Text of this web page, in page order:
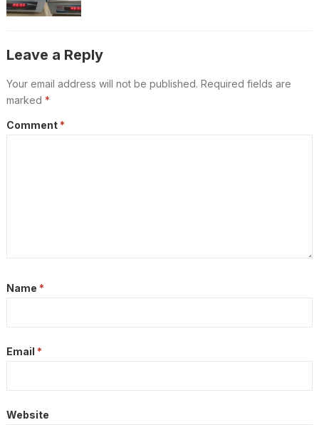
Leave a Reply
Your email address will not be published. Required fields are
marked *
Comment *
Name *
Email *
Website